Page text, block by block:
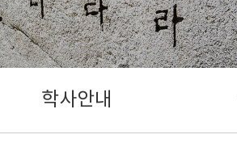
학사안내